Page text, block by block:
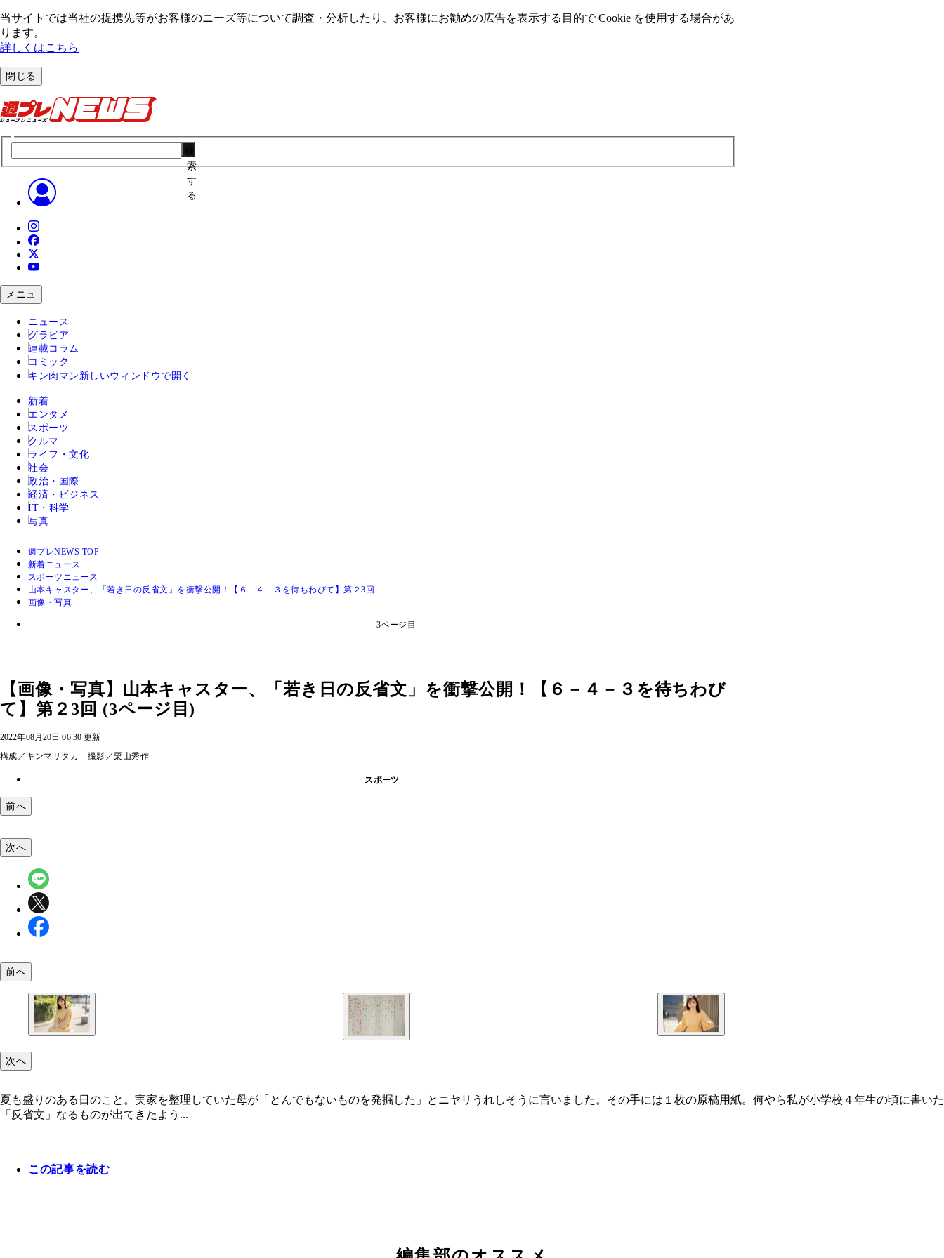
当サイトでは当社の提携先等がお客様のニーズ等について調査・分析したり、お客様にお勧めの広告を表⽰する⽬的で Cookie を使⽤する場合があ
ります。
詳しくはこちら
閉じる
索
す
る
メニュ
ニュース
グラビア
連載コラム
コミック
キン肉マン 新しいウィンドウで開く
新着
エンタメ
スポーツ
クルマ
ライフ・文化
社会
政治・国際
経済・ビジネス
IT・科学
写真
週プレNEWS TOP
新着ニュース
スポーツニュース
山本キャスター、「若き日の反省文」を衝撃公開！【６－４－３を待ちわびて】第２3回
画像・写真
3ページ目
【画像・写真】山本キャスター、「若き日の反省文」を衝撃公開！【６－４－３を待ちわび
て】第２3回 (3ページ目)
2022年08月20日 06:30 更新
構成／キンマサタカ 撮影／栗山秀作
スポーツ
前へ
次へ
前へ
次へ
夏も盛りのある日のこと。実家を整理していた母が「とんでもないものを発掘した」とニヤリうれしそうに言いました。その手には１枚の原稿用紙。何やら私が小学校４年生の頃に書いた
「反省文」なるものが出てきたよう...
この記事を読む